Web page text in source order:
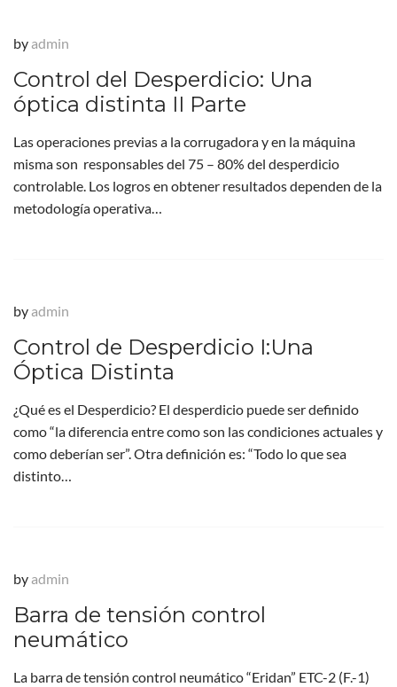
by admin
Control del Desperdicio: Una
óptica distinta II Parte
Las operaciones previas a la corrugadora y en la máquina
misma son responsables del 75 – 80% del desperdicio
controlable. Los logros en obtener resultados dependen de la
metodología operativa…
by admin
Control de Desperdicio I:Una
Óptica Distinta
¿Qué es el Desperdicio? El desperdicio puede ser definido
como “la diferencia entre como son las condiciones actuales y
como deberían ser”. Otra definición es: “Todo lo que sea
distinto…
by admin
Barra de tensión control
neumático
La barra de tensión control neumático “Eridan” ETC-2 (F.-1)